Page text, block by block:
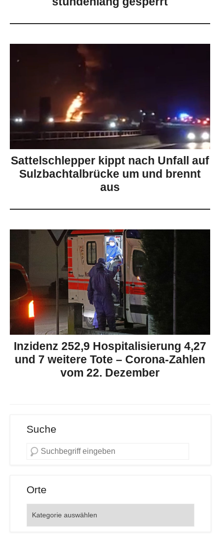
Sattelschlepper kippt nach Unfall auf
Sulzbachtalbrücke um und brennt
aus
Inzidenz 252,9 Hospitalisierung 4,27
und 7 weitere Tote – Corona-Zahlen
vom 22. Dezember
Suche
Orte